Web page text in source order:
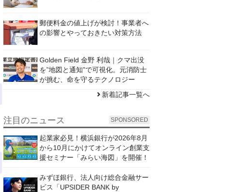
郵便料金の値上げが検討！事業者へ
の影響とやっておきたい対策方法
Golden Field 金野 利哉｜クマ出没
を”地図と通知”で可視化。元消防士
が挑む、命を守るテクノロジー
新着記事一覧へ
注目のニュース SPONSORED
起業家必見！横浜銀行が2026年8月
から10月にかけてオンライン創業支
援セミナー「みらい海図」を開催！
みずほ銀行、法人向け総合金融サー
ビス「UPSIDER BANK by